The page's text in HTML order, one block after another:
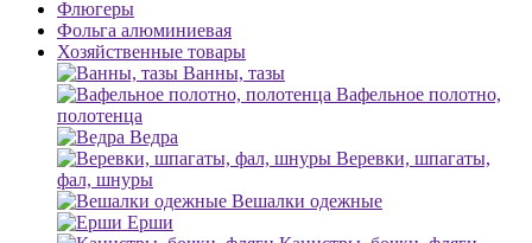
Флюгеры
Фольга алюминиевая
Хозяйственные товары
Ванны, тазы
Вафельное полотно,
полотенца
Ведра
Веревки, шпагаты,
фал, шнуры
Вешалки одежные
Ерши